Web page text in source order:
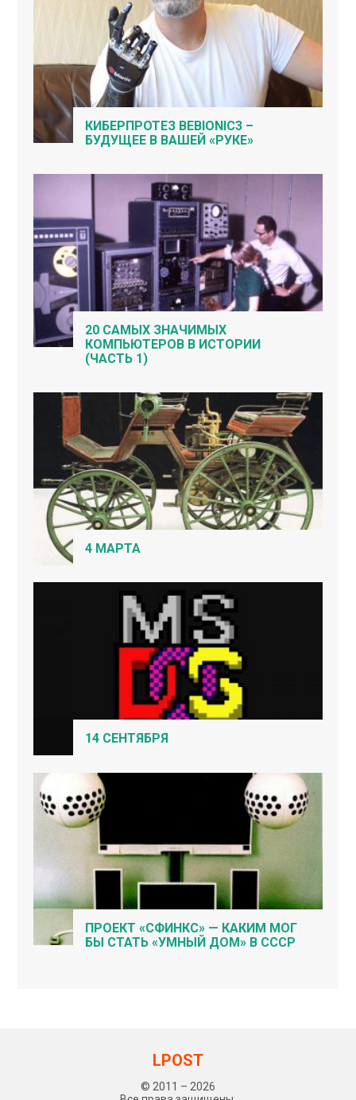
КИБЕРПРОТЕЗ BEBIONIC3 –
БУДУЩЕЕ В ВАШЕЙ «РУКЕ»
20 САМЫХ ЗНАЧИМЫХ
КОМПЬЮТЕРОВ В ИСТОРИИ
(ЧАСТЬ 1)
4 МАРТА
14 СЕНТЯБРЯ
ПРОЕКТ «СФИНКС» — КАКИМ МОГ
БЫ СТАТЬ «УМНЫЙ ДОМ» В СССР
LPOST
© 2011 – 2026